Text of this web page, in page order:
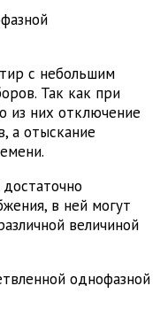
с небольшим
Так как при
из них отключение
а отыскание
достаточно
в ней могут
величиной
однофазной